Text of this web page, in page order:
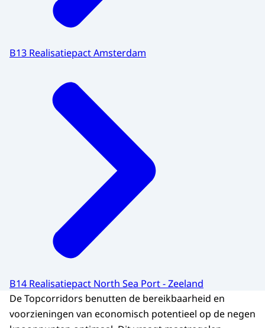
B13 Realisatiepact Amsterdam
B14 Realisatiepact North Sea Port - Zeeland
De Topcorridors benutten de bereikbaarheid en
voorzieningen van economisch potentieel op de negen